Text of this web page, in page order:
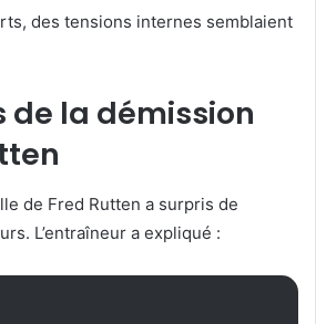
des tensions internes semblaient
de la démission
de Fred Rutten a surpris de
L’entraîneur a expliqué :